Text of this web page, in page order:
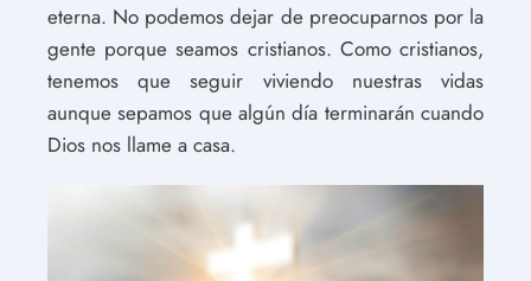
eterna. No podemos dejar de preocuparnos por la
gente porque seamos cristianos. Como cristianos,
tenemos que seguir viviendo nuestras vidas
aunque sepamos que algún día terminarán cuando
Dios nos llame a casa.